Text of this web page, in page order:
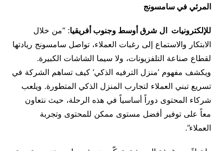
المرئي في سامسونج
للإلكترونيات ال شرق أوسط وجنوب أفريقيا: “من خلال
الابتكار والاستماع إلى رغبات العملاء، تواصل سامسونج ريادتها
لقطاع صناعة التلفزيونات، ولا سيما الشاشات الكبيرة.
ويكشف مفهوم ’منزل الترفيه الذكي‘ كيف تساهم الشركة في
تسريع تبني العملاء لتجارب المنزل الذكي المتطورة. ويلعب
شركاء المحتوى دوراً أساسياً في هذه الرحلة، حيث نتعاون
معاً على توفير أفضل مستوى ممكن للمحتوى وتجربة
العملاء”.